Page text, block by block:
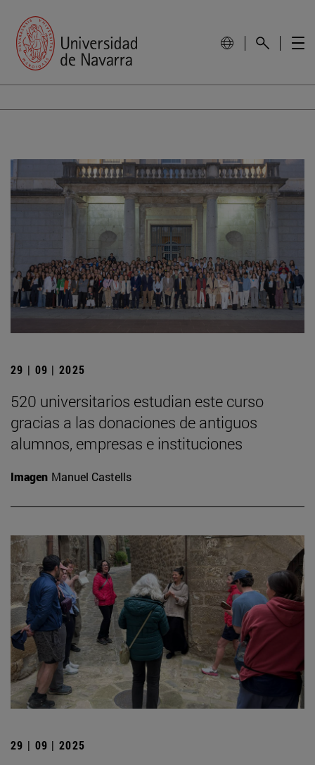
29 | 09 | 2025
520 universitarios estudian este curso
gracias a las donaciones de antiguos
alumnos, empresas e instituciones
Imagen Manuel Castells
29 | 09 | 2025